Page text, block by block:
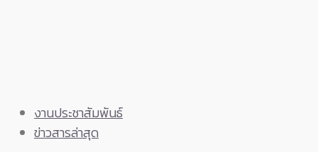
งานประชาสัมพันธ์
ข่าวสารล่าสุด